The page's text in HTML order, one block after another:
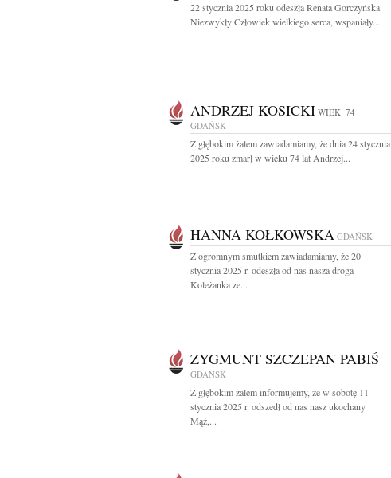
22 stycznia 2025 roku odeszła Renata Gorczyńska
Niezwykły Człowiek wielkiego serca, wspaniały...
ANDRZEJ KOSICKI WIEK: 74
GDAŃSK
Z głębokim żalem zawiadamiamy, że dnia 24 stycznia
2025 roku zmarł w wieku 74 lat Andrzej...
HANNA KOŁKOWSKA GDAŃSK
Z ogromnym smutkiem zawiadamiamy, że 20
stycznia 2025 r. odeszła od nas nasza droga
Koleżanka ze...
ZYGMUNT SZCZEPAN PABIŚ
GDAŃSK
Z głębokim żalem informujemy, że w sobotę 11
stycznia 2025 r. odszedł od nas nasz ukochany
Mąż,...